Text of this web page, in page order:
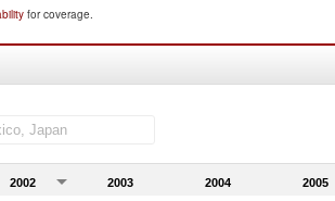
for coverage.
2002 2003 2004 2005